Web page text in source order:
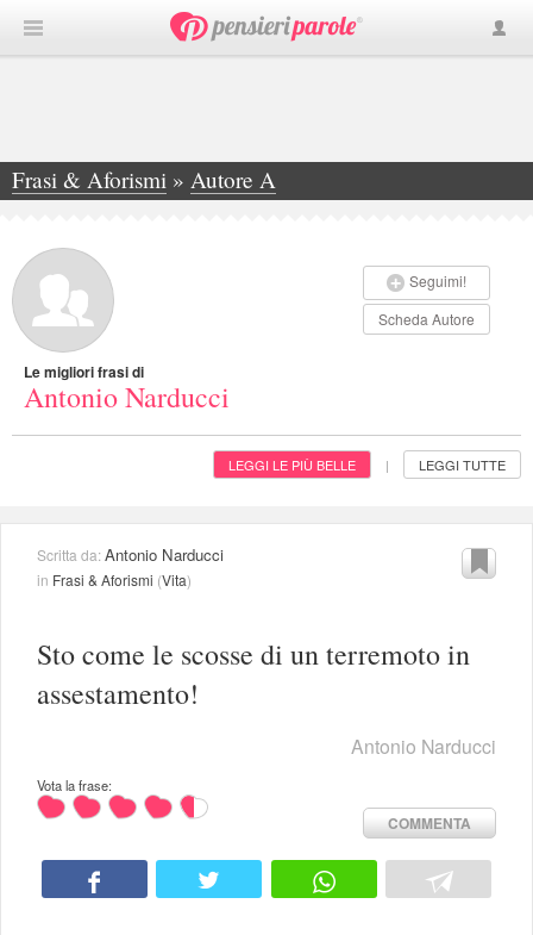
Frasi & Aforismi » Autore A
»Antonio Narducci
Seguimi!
Scheda Autore
Le migliori frasi di
Antonio Narducci
LEGGI LE PIÙ BELLE | LEGGI TUTTE
Scritta da:Antonio Narducci
in Frasi & Aforismi (Vita)
Sto come le scosse di un terremoto in
assestamento!
Antonio Narducci
Vota la frase:
COMMENTA